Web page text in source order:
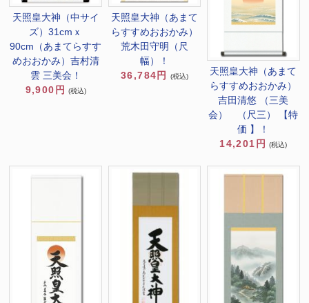
天照皇大神（中サイ
ズ）31cmｘ
90cm（あまてらすす
めおおかみ）吉村清
雲 三美会！
9,900円
(税込)
天照皇大神（あまて
らすすめおおかみ）
荒木田守明（尺
幅）！
36,784円
(税込)
天照皇大神（あまて
らすすめおおかみ）
吉田清悠 （三美
会） （尺三） 【特
価 】！
14,201円
(税込)